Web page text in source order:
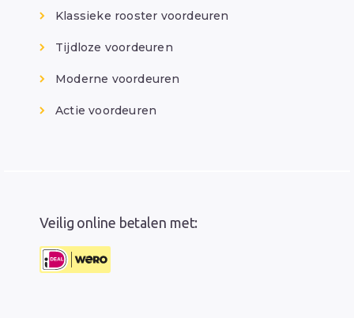
Klassieke rooster voordeuren
Tijdloze voordeuren
Moderne voordeuren
Actie voordeuren
Veilig online betalen met: